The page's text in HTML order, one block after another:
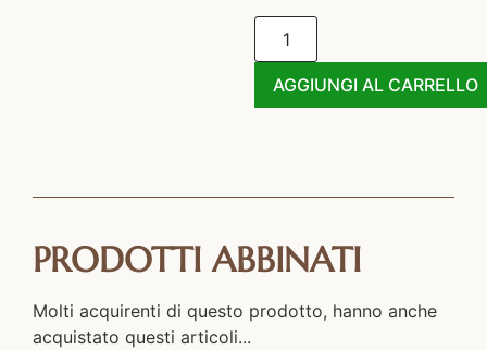
AGGIUNGI AL CARRELLO
PRODOTTI ABBINATI
Molti acquirenti di questo prodotto, hanno anche
acquistato questi articoli...